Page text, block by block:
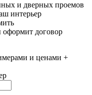
и дверных проемов
интерьер
оформит договор
и ценами +